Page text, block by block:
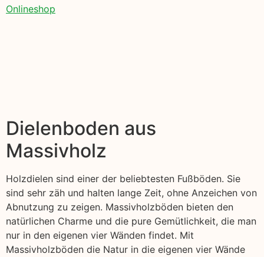
Onlineshop
Dielenboden aus
Massivholz
Holzdielen sind einer der beliebtesten Fußböden. Sie
sind sehr zäh und halten lange Zeit, ohne Anzeichen von
Abnutzung zu zeigen. Massivholzböden bieten den
natürlichen Charme und die pure Gemütlichkeit, die man
nur in den eigenen vier Wänden findet. Mit
Massivholzböden die Natur in die eigenen vier Wände